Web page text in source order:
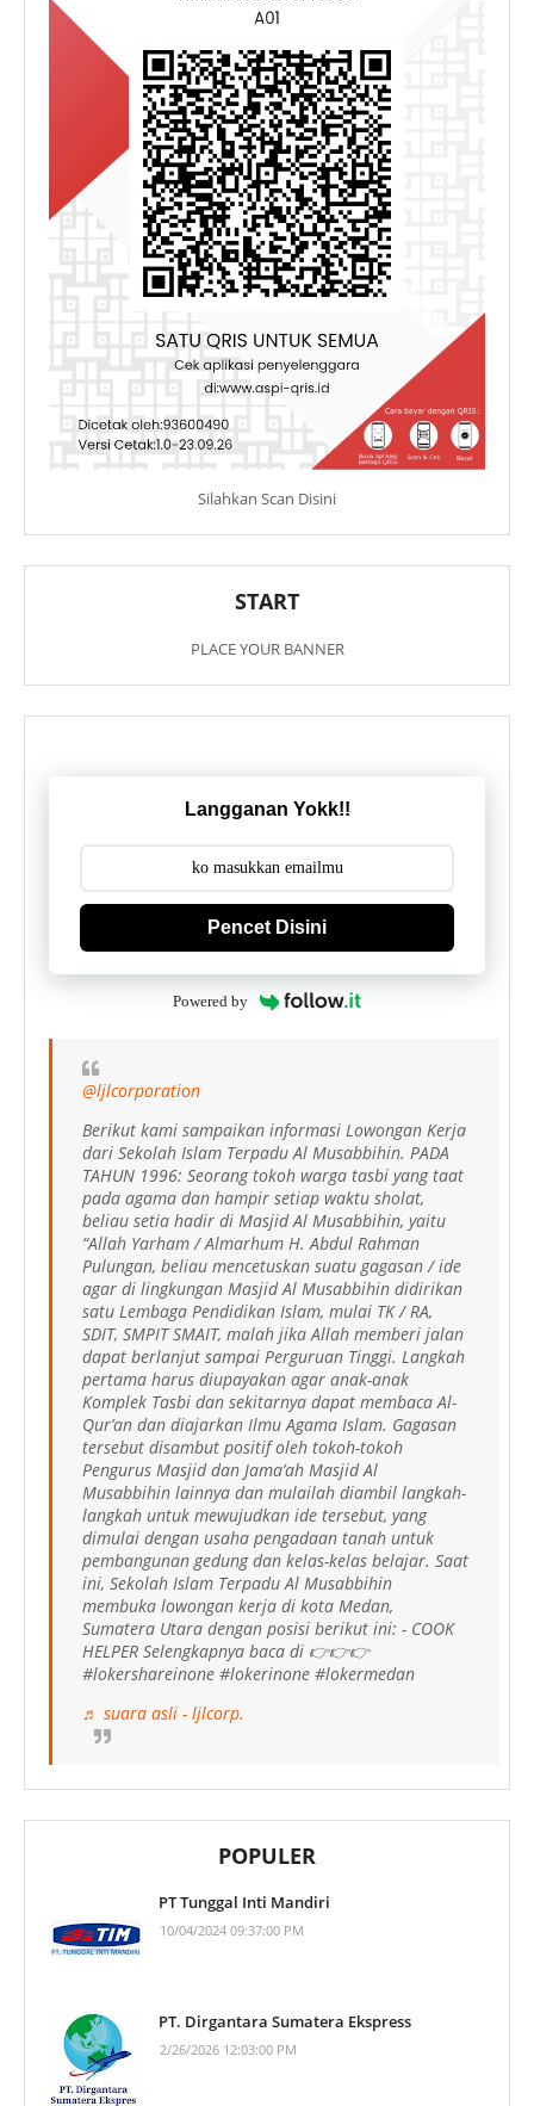
Silahkan Scan Disini
START
PLACE YOUR BANNER
Langganan Yokk!!
Pencet Disini
Powered by
@ljlcorporation
Berikut kami sampaikan informasi Lowongan Kerja
dari Sekolah Islam Terpadu Al Musabbihin. PADA
TAHUN 1996: Seorang tokoh warga tasbi yang taat
pada agama dan hampir setiap waktu sholat,
beliau setia hadir di Masjid Al Musabbihin, yaitu
“Allah Yarham / Almarhum H. Abdul Rahman
Pulungan, beliau mencetuskan suatu gagasan / ide
agar di lingkungan Masjid Al Musabbihin didirikan
satu Lembaga Pendidikan Islam, mulai TK / RA,
SDIT, SMPIT SMAIT, malah jika Allah memberi jalan
dapat berlanjut sampai Perguruan Tinggi. Langkah
pertama harus diupayakan agar anak-anak
Komplek Tasbi dan sekitarnya dapat membaca Al-
Qur’an dan diajarkan Ilmu Agama Islam. Gagasan
tersebut disambut positif oleh tokoh-tokoh
Pengurus Masjid dan Jama’ah Masjid Al
Musabbihin lainnya dan mulailah diambil langkah-
langkah untuk mewujudkan ide tersebut, yang
dimulai dengan usaha pengadaan tanah untuk
pembangunan gedung dan kelas-kelas belajar. Saat
ini, Sekolah Islam Terpadu Al Musabbihin
membuka lowongan kerja di kota Medan,
Sumatera Utara dengan posisi berikut ini: - COOK
HELPER Selengkapnya baca di 👉👉👉
#lokershareinone #lokerinone #lokermedan
♬ suara asli - ljlcorp.
POPULER
PT Tunggal Inti Mandiri
10/04/2024 09:37:00 PM
PT. Dirgantara Sumatera Ekspress
2/26/2026 12:03:00 PM